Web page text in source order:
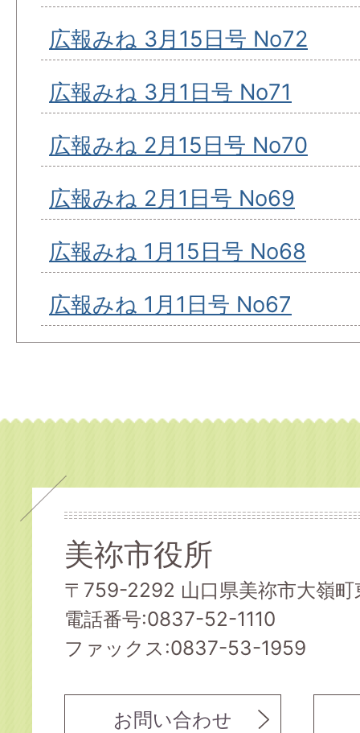
広報みね 3月15日号 No72
広報みね 3月1日号 No71
広報みね 2月15日号 No70
広報みね 2月1日号 No69
広報みね 1月15日号 No68
広報みね 1月1日号 No67
美祢市役所
〒759-2292 山口県美祢市大嶺
電話番号:0837-52-1110
ファックス:0837-53-1959
お問い合わせ